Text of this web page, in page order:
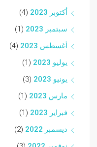
أكتوبر 2023
(4)
سبتمبر 2023
(1)
أغسطس 2023
(4)
يوليو 2023
(1)
يونيو 2023
(3)
مارس 2023
(1)
فبراير 2023
(1)
ديسمبر 2022
(2)